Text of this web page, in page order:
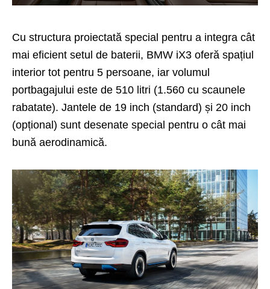
Cu structura proiectată special pentru a integra cât
mai eficient setul de baterii, BMW iX3 oferă spațiul
interior tot pentru 5 persoane, iar volumul
portbagajului este de 510 litri (1.560 cu scaunele
rabatate). Jantele de 19 inch (standard) și 20 inch
(opțional) sunt desenate special pentru o cât mai
bună aerodinamică.